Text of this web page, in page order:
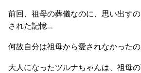
前回、祖母の葬儀なのに、思い出す
された記憶…
何故自分は祖母から愛されなかった
大人になったツルナちゃんは、祖母